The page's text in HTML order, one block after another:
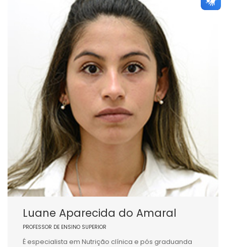
Luane Aparecida do Amaral
PROFESSOR DE ENSINO SUPERIOR
É especialista em Nutrição clínica e pós graduanda